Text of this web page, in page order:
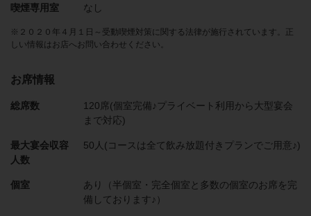
喫煙専用室 なし
※２０２０年４月１日～受動喫煙対策に関する法律が施行されています。正
しい情報はお店へお問い合わせください。
お席情報
総席数
120席(個室完備♪プライベート利用から大型宴会
まで対応)
最大宴会収容
人数
50人(コースは全て飲み放題付きプランでご用意♪)
個室
あり（半個室・完全個室と多数の個室のお席を完
備しております♪）